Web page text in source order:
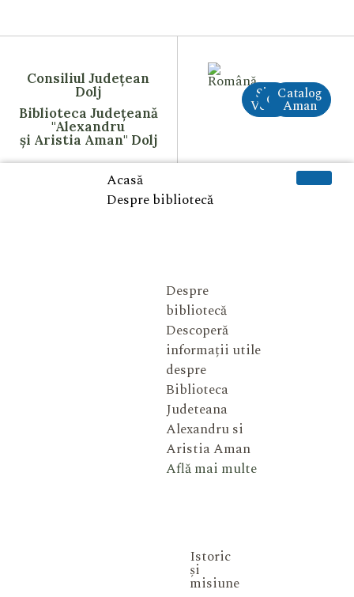
Consiliul Județean
Dolj
Biblioteca Județeană
"Alexandru
și Aristia Aman" Dolj
Site
VechiCreAI
Catalog
Aman
Acasă
Despre bibliotecă
Despre
bibliotecă
Descoperă
informații utile
despre
Biblioteca
Judeteana
Alexandru si
Aristia Aman
Află mai multe
Istoric
și
misiune